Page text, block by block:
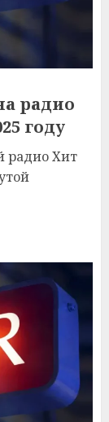
радио
году
радио Хит